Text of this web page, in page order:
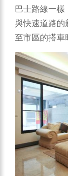
巴士路線一
與快速道路的
至市區的搭車